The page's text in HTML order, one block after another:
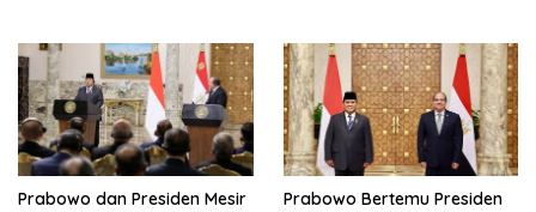
Prabowo dan Presiden Mesir
Prabowo Bertemu Presiden